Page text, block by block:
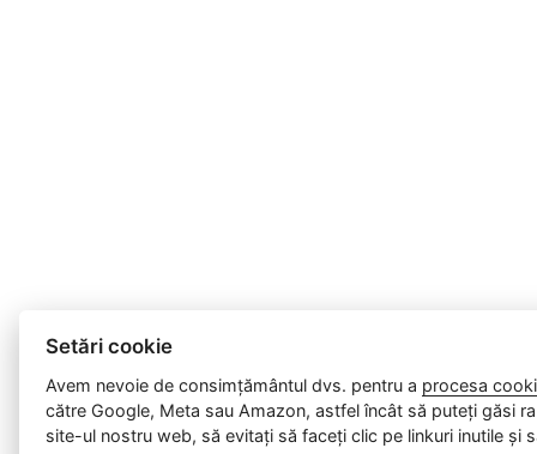
Setări cookie
Avem nevoie de consimțământul dvs. pentru a procesa
către Google, Meta sau Amazon, astfel încât să puteți găsi
site-ul nostru web, să evitați să faceți clic pe linkuri inutile și